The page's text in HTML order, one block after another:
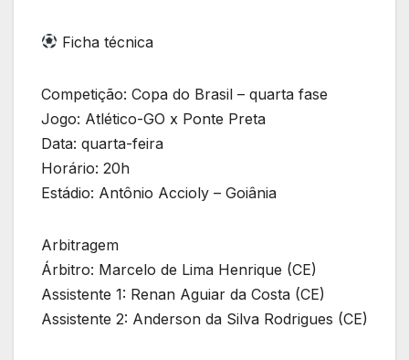
Ficha técnica
Competição: Copa do Brasil – quarta fase
Jogo: Atlético-GO x Ponte Preta
Data: quarta-feira
Horário: 20h
Estádio: Antônio Accioly – Goiânia
Arbitragem
Árbitro: Marcelo de Lima Henrique (CE)
Assistente 1: Renan Aguiar da Costa (CE)
Assistente 2: Anderson da Silva Rodrigues (CE)